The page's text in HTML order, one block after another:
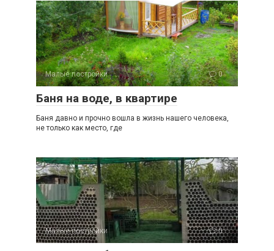
Малые постройки 0
Баня на воде, в квартире
Баня давно и прочно вошла в жизнь нашего человека,
не только как место, где
Малые постройки 0